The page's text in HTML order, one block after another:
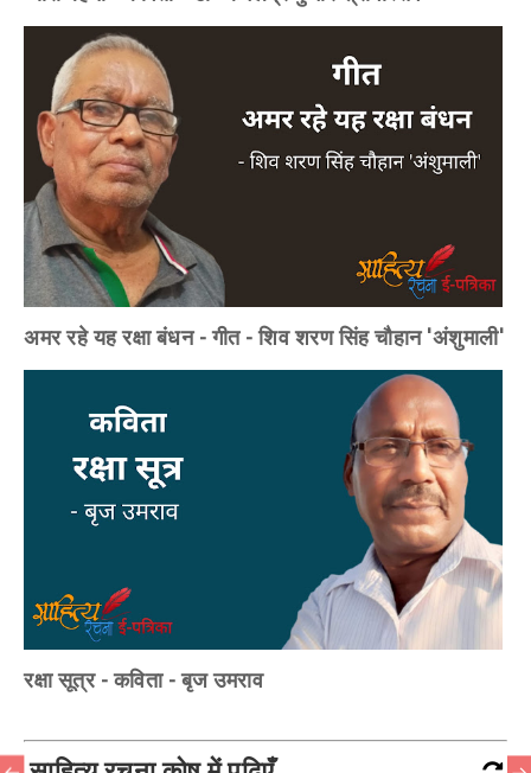
अमर रहे यह रक्षा बंधन - गीत - शिव शरण सिंह चौहान 'अंशुमाली'
रक्षा सूत्र - कविता - बृज उमराव